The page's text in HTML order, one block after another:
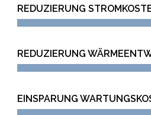
REDUZIERUNG
REDUZIERUNG
EINSPARUNG